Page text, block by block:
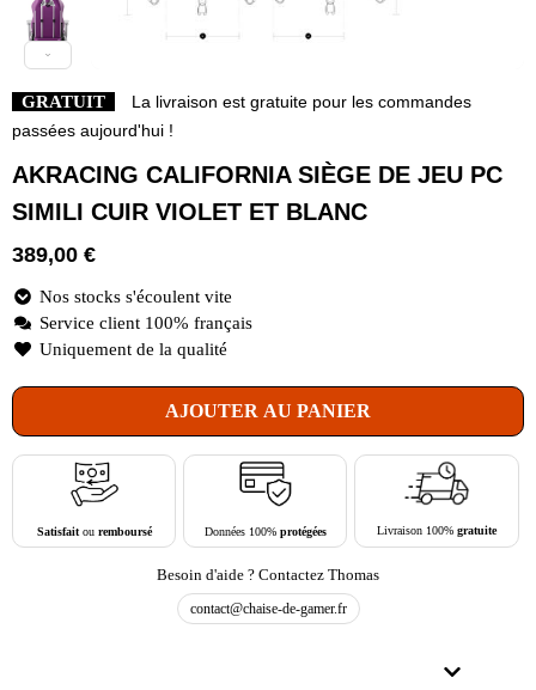
GRATUIT
La livraison est gratuite pour les commandes
passées aujourd'hui !
AKRACING CALIFORNIA SIÈGE DE JEU PC
SIMILI CUIR VIOLET ET BLANC
389,00 €
Nos stocks s'écoulent vite
Service client 100% français
Uniquement de la qualité
AJOUTER AU PANIER
Satisfaitou remboursé Données 100% protégées Livraison 100%gratuite
Besoin d'aide ? Contactez Thomas
contact@chaise-de-gamer.fr